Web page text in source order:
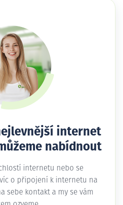
internet
nabídnout
internetu nebo se
o připojení k internetu na
sebe kontakt a my se vám